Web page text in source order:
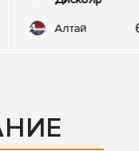
Алтай